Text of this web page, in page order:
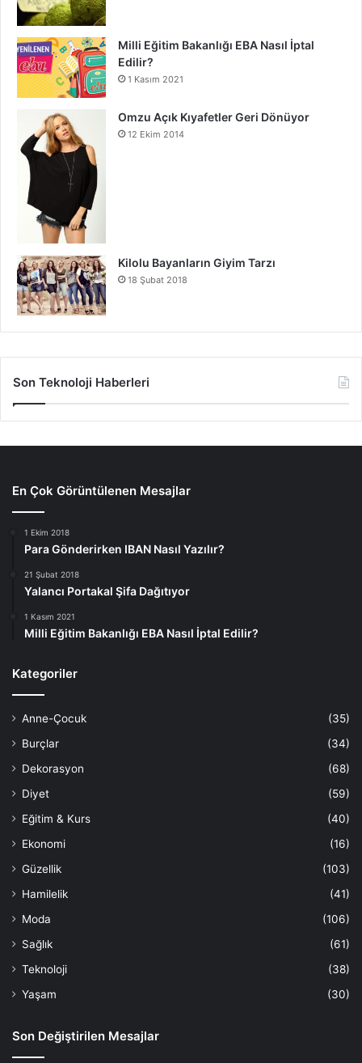
Milli Eğitim Bakanlığı EBA Nasıl İptal
Edilir?
1 Kasım 2021
Omzu Açık Kıyafetler Geri Dönüyor
12 Ekim 2014
Kilolu Bayanların Giyim Tarzı
18 Şubat 2018
Son Teknoloji Haberleri
En Çok Görüntülenen Mesajlar
1 Ekim 2018
Para Gönderirken IBAN Nasıl Yazılır?
21 Şubat 2018
Yalancı Portakal Şifa Dağıtıyor
1 Kasım 2021
Milli Eğitim Bakanlığı EBA Nasıl İptal Edilir?
Kategoriler
Anne-Çocuk
(35)
Burçlar
(34)
Dekorasyon
(68)
Diyet
(59)
Eğitim & Kurs
(40)
Ekonomi
(16)
Güzellik
(103)
Hamilelik
(41)
Moda
(106)
Sağlık
(61)
Teknoloji
(38)
Yaşam
(30)
Son Değiştirilen Mesajlar